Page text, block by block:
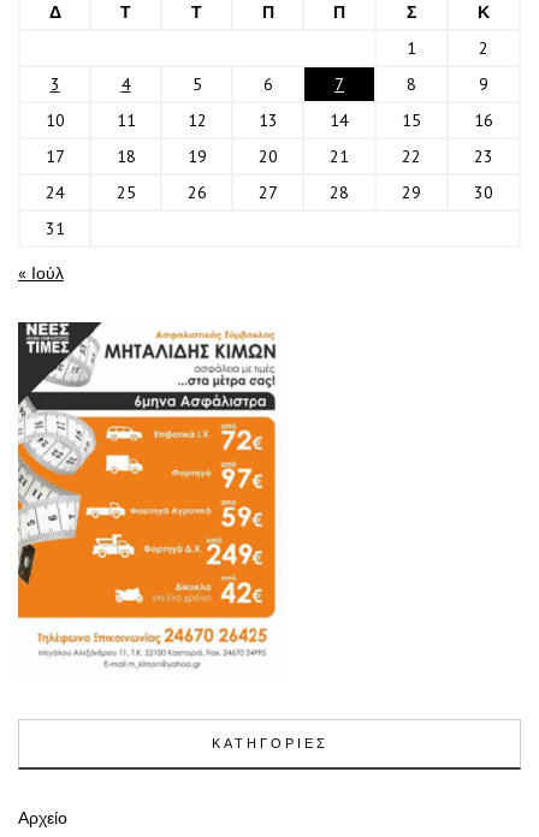
Δ
Τ Τ Π Π Σ
Κ
1
2
3
4 5 6 7 8
9
10
11 12 13 14 15
16
17
18 19 20 21 22
23
24
25 26 27 28 29
30
31
« Ιούλ
ΚΑΤΗΓΟΡΙΕΣ
Αρχείο